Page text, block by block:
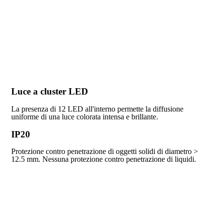
Luce a cluster LED
La presenza di 12 LED all'interno permette la diffusione
uniforme di una luce colorata intensa e brillante.
IP20
Protezione contro penetrazione di oggetti solidi di diametro >
12.5 mm. Nessuna protezione contro penetrazione di liquidi.